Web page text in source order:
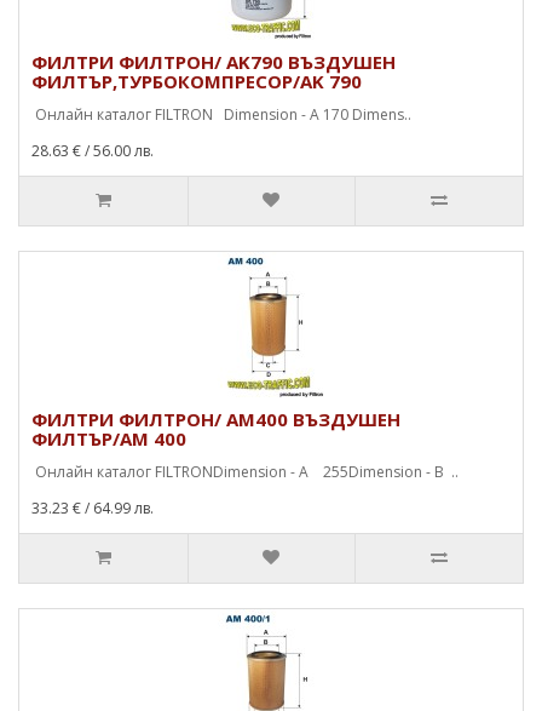
ФИЛТРИ ФИЛТРОН/ AK790 ВЪЗДУШЕН
ФИЛТЪР,ТУРБОКОМПРЕСОР/AK 790
Онлайн каталог FILTRON Dimension - A 170 Dimens..
28.63 €/ 56.00 лв.
ФИЛТРИ ФИЛТРОН/ AM400 ВЪЗДУШЕН
ФИЛТЪР/AM 400
Онлайн каталог FILTRONDimension - A 255Dimension - B ..
33.23 €/ 64.99 лв.